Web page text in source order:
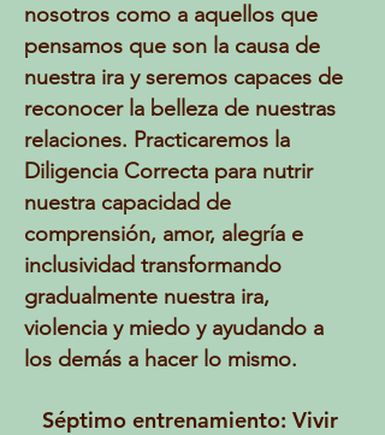
nosotros como a aquellos que
pensamos que son la causa de
nuestra ira y seremos capaces de
reconocer la belleza de nuestras
relaciones. Practicaremos la
Diligencia Correcta para nutrir
nuestra capacidad de
comprensión, amor, alegría e
inclusividad transformando
gradualmente nuestra ira,
violencia y miedo y ayudando a
los demás a hacer lo mismo.
Séptimo entrenamiento: Vivir